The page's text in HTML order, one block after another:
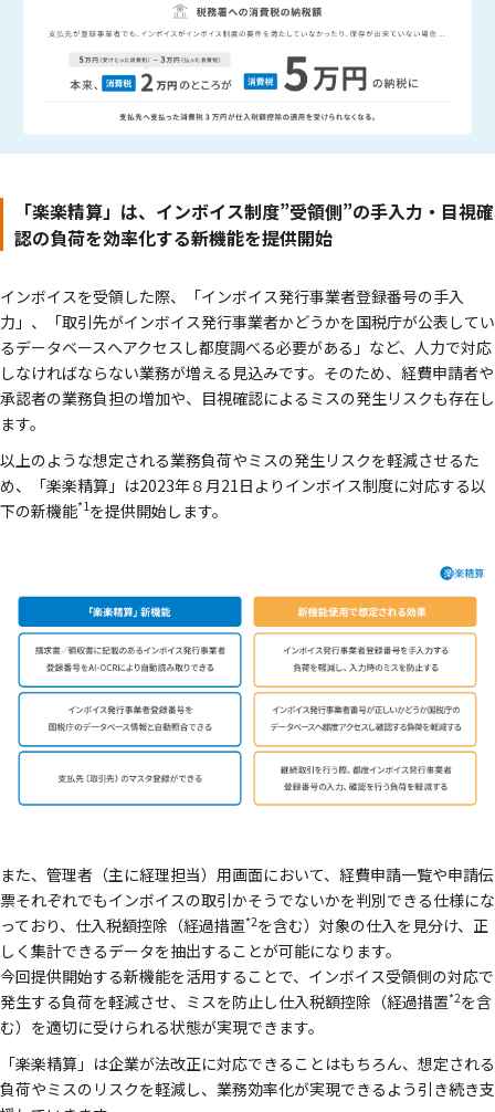
「楽楽精算」は、インボイス制度”受領側”の手入力・目視確
認の負荷を効率化する新機能を提供開始
インボイスを受領した際、「インボイス発行事業者登録番号の手入
力」、「取引先がインボイス発行事業者かどうかを国税庁が公表してい
るデータベースへアクセスし都度調べる必要がある」など、人力で対応
しなければならない業務が増える見込みです。そのため、経費申請者や
承認者の業務負担の増加や、目視確認によるミスの発生リスクも存在し
ます。
以上のような想定される業務負荷やミスの発生リスクを軽減させるた
め、「楽楽精算」は2023年８月21日よりインボイス制度に対応する以
下の新機能*1を提供開始します。
また、管理者（主に経理担当）用画面において、経費申請一覧や申請伝
票それぞれでもインボイスの取引かそうでないかを判別できる仕様にな
っており、仕入税額控除（経過措置*2を含む）対象の仕入を見分け、正
しく集計できるデータを抽出することが可能になります。
今回提供開始する新機能を活用することで、インボイス受領側の対応で
発生する負荷を軽減させ、ミスを防止し仕入税額控除（経過措置*2を含
む）を適切に受けられる状態が実現できます。
「楽楽精算」は企業が法改正に対応できることはもちろん、想定される
負荷やミスのリスクを軽減し、業務効率化が実現できるよう引き続き支